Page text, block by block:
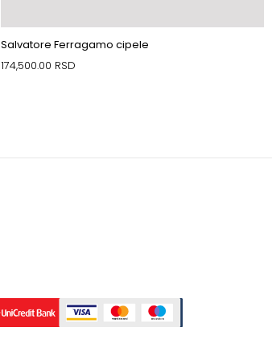
Salvatore Ferragamo cipele
174,500.00 RSD